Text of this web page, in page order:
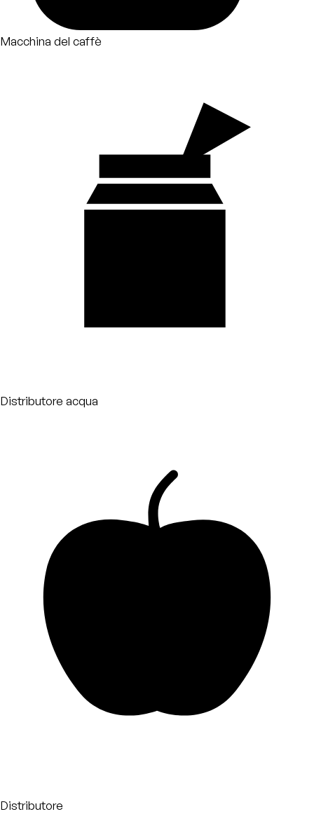
Macchina del caffè
Distributore acqua
Distributore